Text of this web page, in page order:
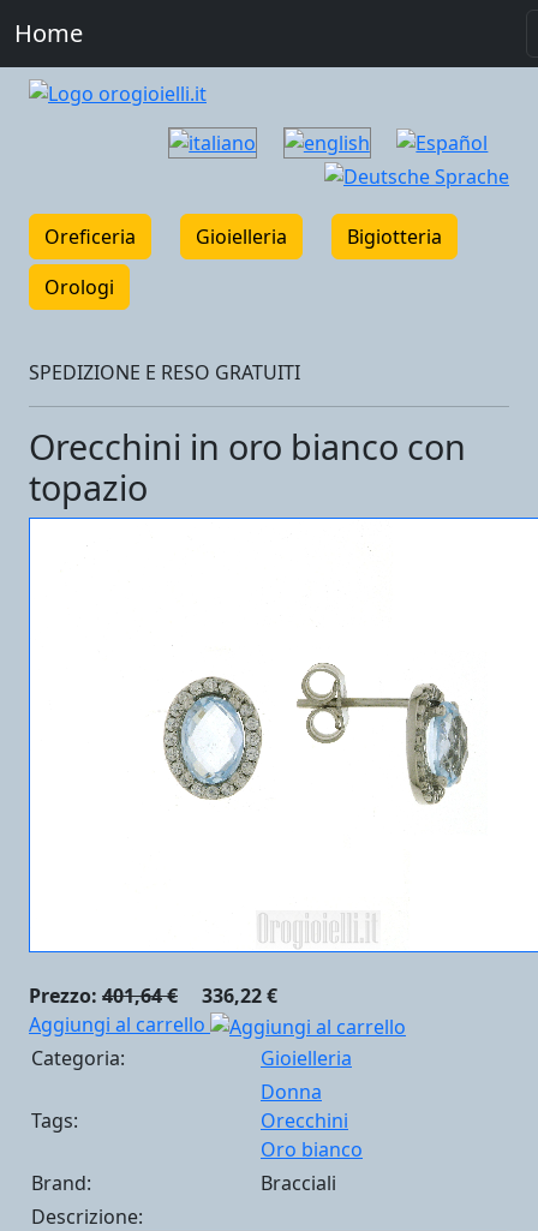
Home
Oreficeria Gioielleria
Bigiotteria
Orologi
SPEDIZIONE E RESO GRATUITI
Orecchini in oro bianco con
topazio
Prezzo: 401,64 €
336,22 €
Aggiungi al carrello
Categoria:
Gioielleria
Tags:
Donna
Orecchini
Oro bianco
Brand:
Bracciali
Descrizione: